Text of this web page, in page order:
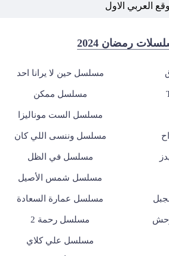
العربي الاول
رمضان 2024
مسلسل حين لا يرانا احد
مسلسل ممكن
مسلسل الست موناليزا
مسلسل وننسى اللي كان
مسلسل في الظل
مسلسل شمس الأصيل
مسلسل عمارة السعادة
مسلسل رحمة 2
مسلسل علي كلاي